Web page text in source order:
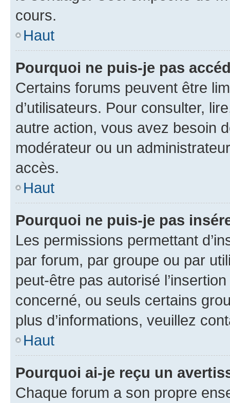
cours.
Haut
Pourquoi ne puis-je pas
Certains forums peuvent être
d’utilisateurs. Pour consulter,
autre action, vous avez besoin
modérateur ou un
accès.
Haut
Pourquoi ne puis-je pas
Les permissions permettant
par forum, par groupe ou par
peut-être pas autorisé
concerné, ou seuls certains
plus d’informations, veuillez
Haut
Pourquoi ai-je reçu un
Chaque forum a son propre